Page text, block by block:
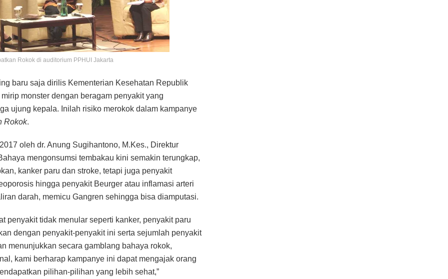
Rokok di auditorium PPHUI Jakarta
baru saja dirilis Kementerian Kesehatan Republik
monster dengan beragam penyakit yang
ujung kepala. Inilah risiko merokok dalam kampanye
Rokok.
oleh dr. Anung Sugihantono, M.Kes., Direktur
mengonsumsi tembakau kini semakin terungkap,
kanker paru dan stroke, tetapi juga penyakit
hingga penyakit Beurger atau inflamasi arteri
darah, memicu Gangren sehingga bisa diamputasi.
penyakit tidak menular seperti kanker, penyakit paru
dengan penyakit-penyakit ini serta sejumlah penyakit
menunjukkan secara gamblang bahaya rokok,
kami berharap kampanye ini dapat mengajak orang
pilihan-pilihan yang lebih sehat,”